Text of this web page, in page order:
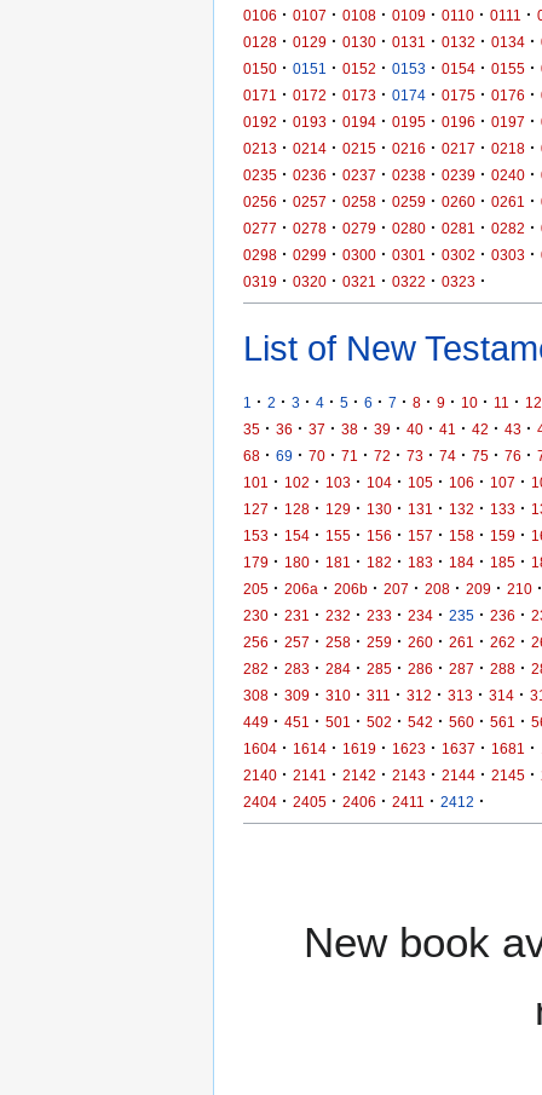
0106 · 0107 · 0108 · 0109 · 0110 · 0111 ·
0128 · 0129 · 0130 · 0131 · 0132 · 0134 ·
0150 · 0151 · 0152 · 0153 · 0154 · 0155 ·
0171
· 0172 · 0173 · 0174 · 0175 · 0176 ·
0192 · 0193 · 0194 · 0195 · 0196 · 0197 ·
0213 · 0214 · 0215 · 0216 · 0217 · 0218 ·
0235 · 0236 · 0237 · 0238 · 0239 · 0240 ·
0256 · 0257 · 0258 · 0259 · 0260 · 0261 ·
0277 · 0278 · 0279 · 0280 · 0281 · 0282 ·
0298 · 0299 · 0300 · 0301 · 0302 · 0303 ·
0319 · 0320 · 0321 · 0322 · 0323 ·
List of New
1 · 2 · 3 · 4 · 5 · 6 · 7 · 8 · 9 · 10 · 11 · 12
35 · 36 · 37 · 38 · 39 · 40 · 41 · 42 · 43 ·
68 · 69 · 70 · 71 · 72 · 73 · 74 · 75 · 76 ·
101
· 102 · 103 · 104 · 105 · 106 · 107 ·
127 · 128 · 129 · 130 · 131 · 132 · 133 ·
153 · 154 · 155 · 156 · 157 · 158 · 159 ·
179 · 180 · 181 · 182 · 183 · 184 · 185 ·
205 · 206a · 206b · 207 · 208 · 209 · 210 ·
230 · 231 · 232 · 233 · 234 · 235 · 236 ·
256 · 257 · 258 · 259 · 260 · 261 · 262 ·
282 · 283 · 284 · 285 · 286 · 287 · 288 ·
308 · 309 · 310 · 311 · 312 · 313 · 314 ·
449 · 451 · 501 · 502 · 542 · 560 · 561 ·
1604 · 1614 · 1619 · 1623 · 1637 · 1681 ·
2140 · 2141 · 2142 · 2143 · 2144 · 2145 ·
2404 · 2405 · 2406 · 2411 · 2412 ·
New book